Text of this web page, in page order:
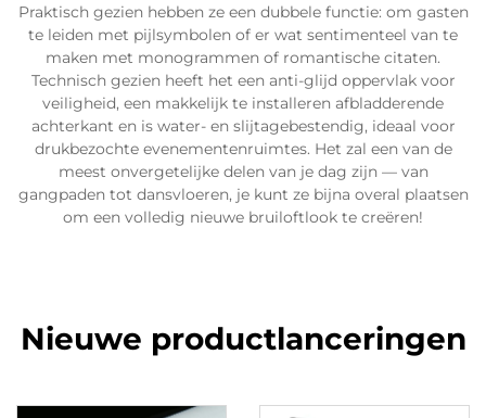
Praktisch gezien hebben ze een dubbele functie: om gasten
te leiden met pijlsymbolen of er wat sentimenteel van te
maken met monogrammen of romantische citaten.
Technisch gezien heeft het een anti-glijd oppervlak voor
veiligheid, een makkelijk te installeren afbladderende
achterkant en is water- en slijtagebestendig, ideaal voor
drukbezochte evenementenruimtes. Het zal een van de
meest onvergetelijke delen van je dag zijn — van
gangpaden tot dansvloeren, je kunt ze bijna overal plaatsen
om een volledig nieuwe bruiloftlook te creëren!
Nieuwe productlanceringen